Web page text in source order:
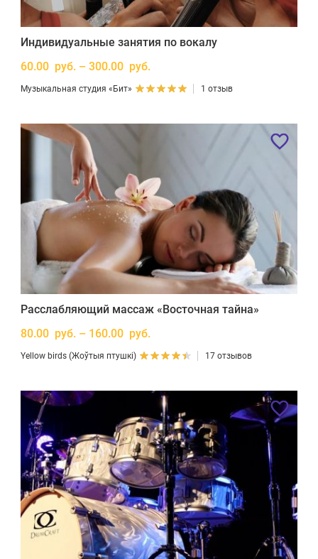
Индивидуальные занятия по вокалу
60.00 руб. – 300.00 руб.
Музыкальная студия «Бит» 1 отзыв
Расслабляющий массаж «Восточная тайна»
80.00 руб. – 160.00 руб.
Yellow birds (Жоўтыя птушкі) 17 отзывов